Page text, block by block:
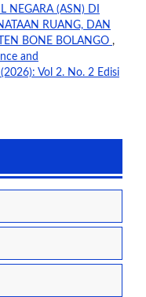
NEGARA (ASN) DI
RUANG, DAN
BONE BOLANGO ,
and
Vol 2. No. 2 Edisi